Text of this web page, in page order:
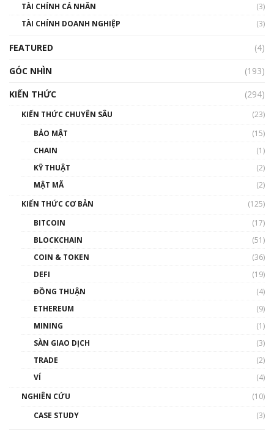
Nhìn lại năm 2022: Những sự kiện ảnh hưởng
đến hệ sinh thái tiền mã hoá | Phổ cập
00:43:47
như thể nào?
00:39:31
Phổ cập Blockchain
thống & Crypto qua các cuộc chiến | Phổ cập
TÀI CHÍNH CÁ NHÂN
(3)
TÀI CHÍNH DOANH NGHIỆP
(3)
FEATURED
(4)
GÓC NHÌN
(193)
KIẾN THỨC
(294)
KIẾN THỨC CHUYÊN SÂU
(23)
BẢO MẬT
(15)
CHAIN
(1)
KỸ THUẬT
(2)
MẬT MÃ
(2)
KIẾN THỨC CƠ BẢN
(125)
BITCOIN
(17)
BLOCKCHAIN
(51)
COIN & TOKEN
(36)
DEFI
(19)
ĐỒNG THUẬN
(4)
ETHEREUM
(9)
MINING
(1)
SÀN GIAO DỊCH
(3)
TRADE
(2)
VÍ
(4)
NGHIÊN CỨU
(10)
CASE STUDY
(3)